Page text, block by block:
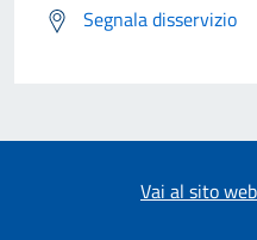
Segnala disservizio
Vai al sito